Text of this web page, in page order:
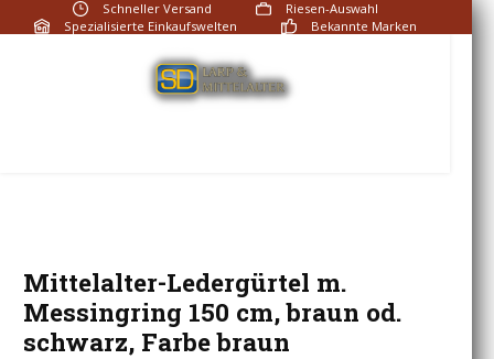
Zum Hauptinhalt springen
Schneller Versand
Riesen-Auswahl
Spezialisierte Einkaufswelten
Bekannte Marken
Mittelalter-Ledergürtel m.
Messingring 150 cm, braun od.
schwarz, Farbe braun